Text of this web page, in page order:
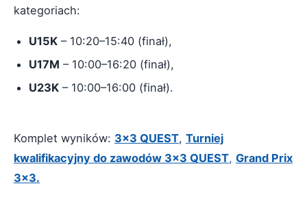
kategoriach:
U15K – 10:20–15:40 (finał),
U17M – 10:00–16:20 (finał),
U23K – 10:00–16:00 (finał).
Komplet wyników: 3x3 QUEST, Turniej
kwalifikacyjny do zawodów 3x3 QUEST, Grand Prix
3x3.